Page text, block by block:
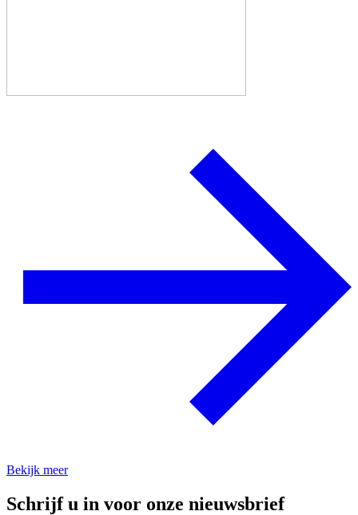
Bekijk meer
Schrijf u in voor onze nieuwsbrief